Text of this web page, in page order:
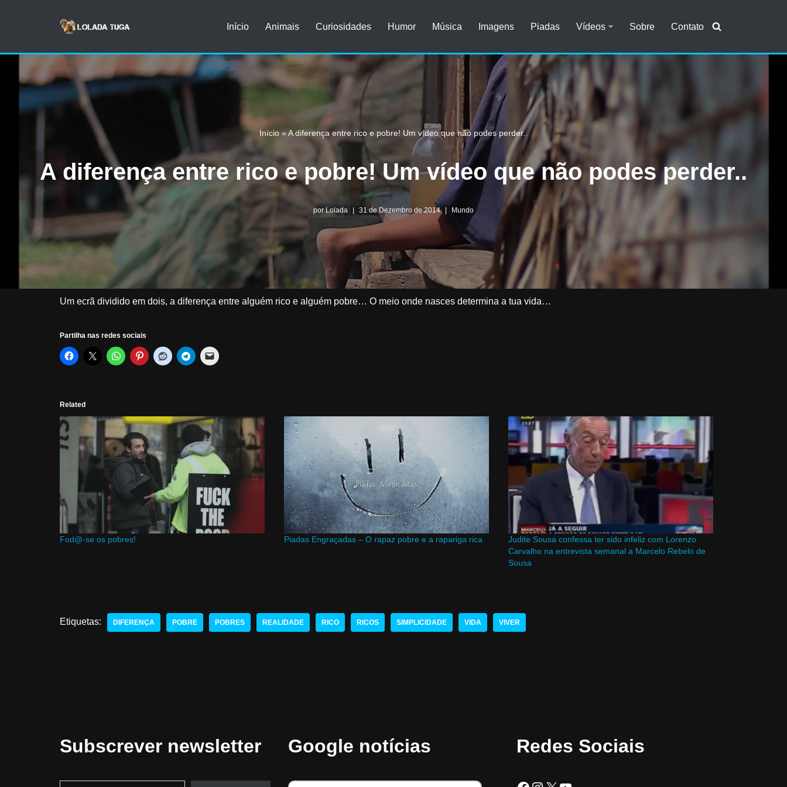
conteúdo
Início Animais Curiosidades Humor Música Imagens Piadas Vídeos Sobre Contato
Início »A diferença entre rico e pobre! Um vídeo que não podes perder..
A diferença entre rico e pobre! Um vídeo que não podes perder..
porLolada 31 de Dezembro de 2014 Mundo
Um ecrã dividido em dois, a diferença entre alguém rico e alguém pobre… O meio onde nasces determina a tua vida…
Partilha nas redes sociais
Related
Fod@-se os pobres! Piadas Engraçadas – O rapaz pobre e a rapariga rica
Judite Sousa confessa ter sido infeliz com Lorenzo
Carvalho na entrevista semanal a Marcelo Rebelo de
Sousa
Etiquetas: DIFERENÇA POBRE POBRES REALIDADE RICO RICOS SIMPLICIDADE VIDA VIVER
Subscrever newsletter Google notícias Redes Sociais